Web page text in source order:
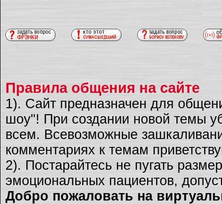
Правила общения на сайте
1). Сайт предназначен для
шоу"! При создании новой темы
всем. Всевозможные
комментариях к темам
2). Постарайтесь не пугать
эмоциональных пациентов,
Добро пожаловать на